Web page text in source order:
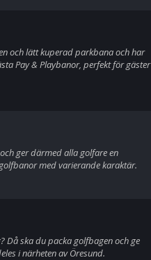
och lätt kuperad parkbana och har
Pay & Playbanor, perfekt för gäster
ger därmed alla golfare en
med varierande karaktär.
Då ska du packa golfbagen och ge
i närheten av Öresund.